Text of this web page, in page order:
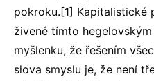
pokroku.[1] Kapitalistické
živené tímto
myšlenku, že řešením
slova smyslu je, že není